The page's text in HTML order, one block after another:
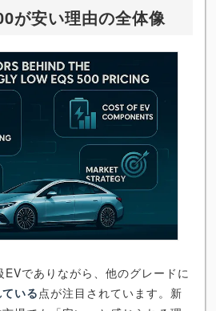
が安い理由の全体像
でありながら、他のグレードに
いる 点が注目されています。新